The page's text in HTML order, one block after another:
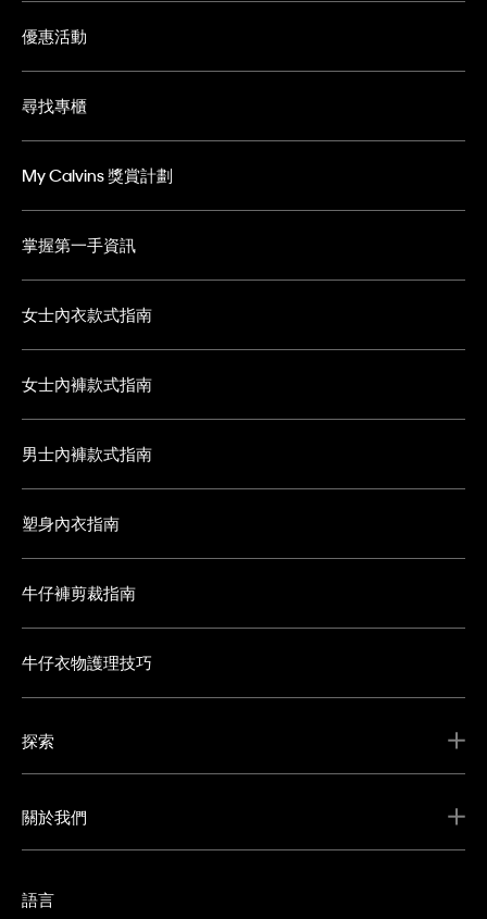
優惠活動
尋找專櫃
My Calvins 獎賞計劃
掌握第一手資訊
女士內衣款式指南
女士內褲款式指南
男士內褲款式指南
塑身內衣指南
牛仔褲剪裁指南
牛仔衣物護理技巧
探索
關於我們
語言